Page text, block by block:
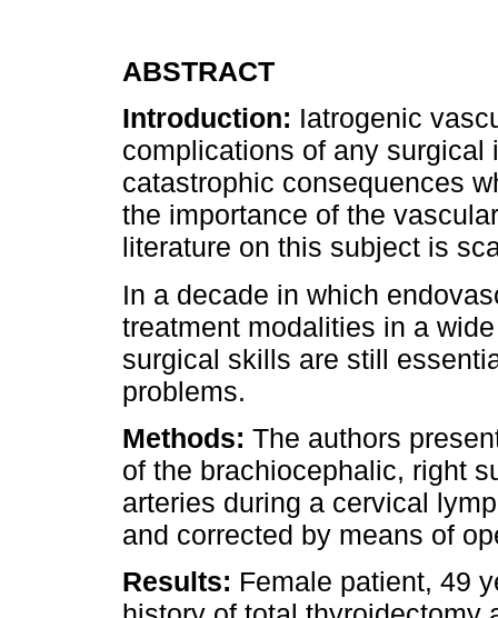
ABSTRACT
Introduction: Iatrogenic
complications of any
catastrophic consequences
the importance of the
literature on this subject is
In a decade in which
treatment modalities in a
surgical skills are still
problems.
Methods: The authors
of the brachiocephalic, right
arteries during a cervical
and corrected by means of
Results: Female patient, 49